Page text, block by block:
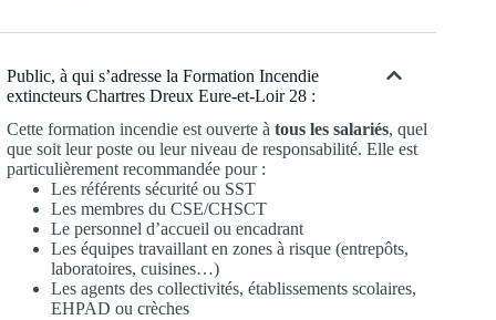
Public, à qui s’adresse la Formation Incendie
extincteurs Chartres Dreux Eure-et-Loir 28 :
Cette formation incendie est ouverte à tous les salariés, quel
que soit leur poste ou leur niveau de responsabilité. Elle est
particulièrement recommandée pour :
Les référents sécurité ou SST
Les membres du CSE/CHSCT
Le personnel d’accueil ou encadrant
Les équipes travaillant en zones à risque (entrepôts,
laboratoires, cuisines…)
Les agents des collectivités, établissements scolaires,
EHPAD ou crèches